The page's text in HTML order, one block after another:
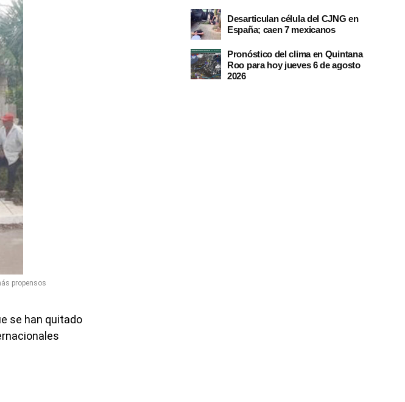
propensos
se han quitado
Desarticulan célula del CJNG en
España; caen 7 mexicanos
Pronóstico del clima en Quintana
Roo para hoy jueves 6 de agosto
2026